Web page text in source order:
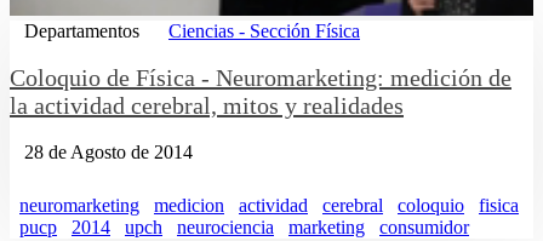
Departamentos Ciencias - Sección Física
Coloquio de Física - Neuromarketing: medición de
la actividad cerebral, mitos y realidades
28 de Agosto de 2014
neuromarketing medicion actividad cerebral coloquio
fisica
pucp
2014 upch neurociencia marketing consumidor